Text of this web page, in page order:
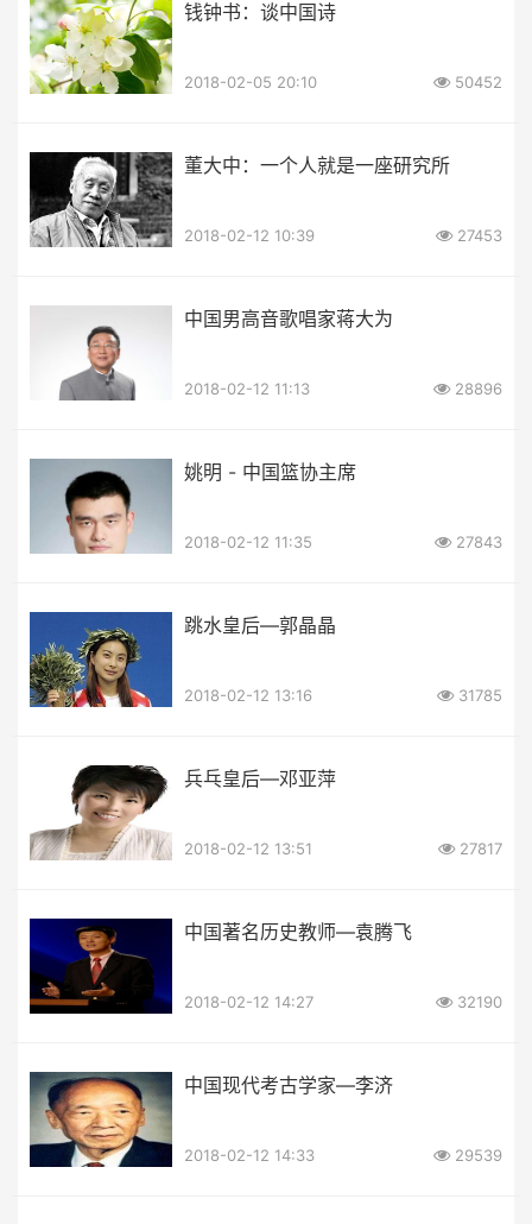
钱钟书：谈中国诗
2018-02-05 20:10 50452
董大中：一个人就是一座研究所
2018-02-12 10:39 27453
中国男高音歌唱家蒋大为
2018-02-12 11:13 28896
姚明 - 中国篮协主席
2018-02-12 11:35 27843
跳水皇后—郭晶晶
2018-02-12 13:16 31785
兵乓皇后—邓亚萍
2018-02-12 13:51 27817
中国著名历史教师—袁腾飞
2018-02-12 14:27 32190
中国现代考古学家—李济
2018-02-12 14:33 29539